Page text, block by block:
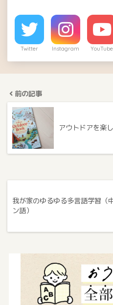
Twitter Instagram YouTube
前の記事
アウトドアを楽
我が家のゆるゆる多言語学習（
ン語）